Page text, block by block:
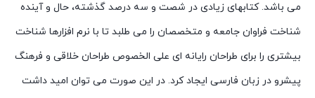
می باشد. کتابهای زیادی در شصت و سه درصد گذشته، حال و آینده
شناخت فراوان جامعه و متخصصان را می طلبد تا با نرم افزارها شناخت
بیشتری را برای طراحان رایانه ای علی الخصوص طراحان خلاقی و فرهنگ
پیشرو در زبان فارسی ایجاد کرد. در این صورت می توان امید داشت